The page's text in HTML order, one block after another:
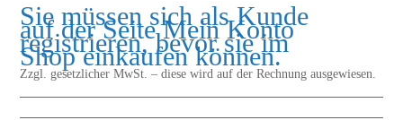
Sie müssen sich als Kunde
auf der SeiteMein Konto
registrieren, bevor sie im
Shop einkaufen können.
Zzgl. gesetzlicher MwSt. – diese wird auf der Rechnung ausgewiesen.